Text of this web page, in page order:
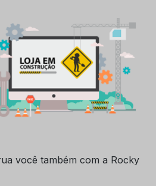
você também com a Rocky